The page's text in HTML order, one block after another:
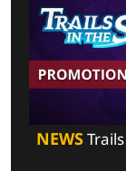
NEWS